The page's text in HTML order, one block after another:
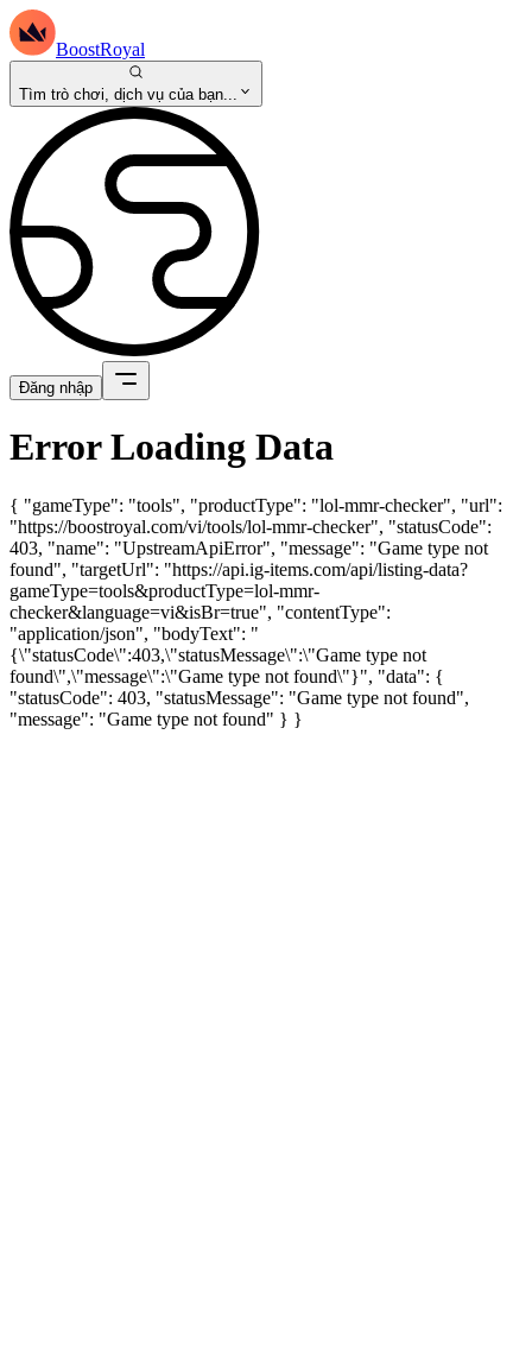
BoostRoyal
Tìm trò chơi, dịch vụ của bạn...
Đăng nhập
Error Loading Data
{ "gameType": "tools", "productType": "lol-mmr-checker", "url":
"https://boostroyal.com/vi/tools/lol-mmr-checker", "statusCode":
403, "name": "UpstreamApiError", "message": "Game type not
found", "targetUrl": "https://api.ig-items.com/api/listing-data?
gameType=tools&productType=lol-mmr-
checker&language=vi&isBr=true", "contentType":
"application/json", "bodyText": "
{\"statusCode\":403,\"statusMessage\":\"Game type not
found\",\"message\":\"Game type not found\"}", "data": {
"statusCode": 403, "statusMessage": "Game type not found",
"message": "Game type not found" } }